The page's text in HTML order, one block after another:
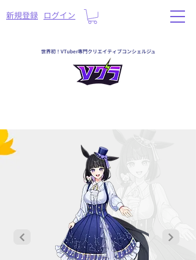
​新規登録 ログイン
世界初！VTuber専門クリエイティブコンシェルジュ